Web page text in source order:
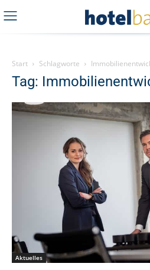
Start Schlagworte
Tag:
Aktuelles